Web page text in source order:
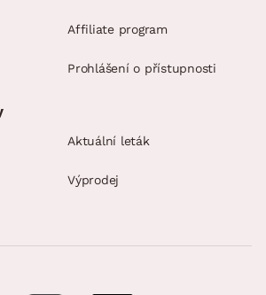
Affiliate program
Prohlášení o přístupnosti
Aktuální leták
Výprodej